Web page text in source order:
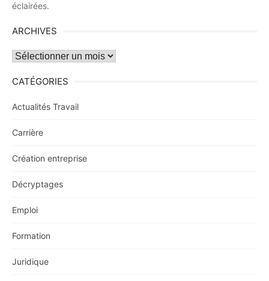
éclairées.
ARCHIVES
Archives
CATÉGORIES
Actualités Travail
Carrière
Création entreprise
Décryptages
Emploi
Formation
Juridique